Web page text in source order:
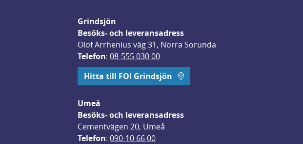
Grindsjön
Besöks- och leveransadress
Olof Arrhenius väg 31, Norra Sorunda
Telefon: 08-555 030 00
Hitta till FOI Grindsjön
Umeå
Besöks- och leveransadress
Cementvägen 20, Umeå
Telefon: 090-10 66 00